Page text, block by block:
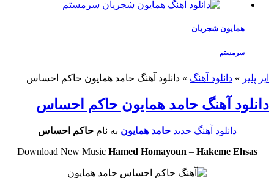
همایون شجریان
سرمستم
ایر پلیر » دانلود آهنگ » دانلود آهنگ حامد همایون حاکم احساس
دانلود آهنگ حامد همایون حاکم احساس
دانلود آهنگ جدید حامد همایون به نامحاکم احساس
Download New Music Hamed Homayoun– Hakeme Ehsas